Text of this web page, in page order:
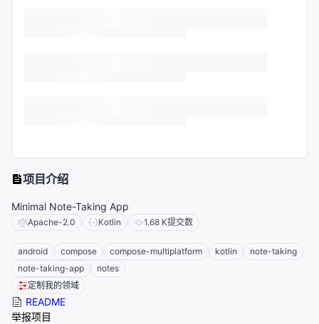
项目介绍
Minimal Note-Taking App
Apache-2.0 Kotlin 1.68 K提交数
android compose compose-multiplatform kotlin
note-taking
note-taking-app
notes
定制我的领域
README
举报项目